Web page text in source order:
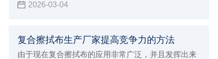
拭，这样才可以保证清洁的效果更加完美
2026-03-04
复合擦拭布生产厂家提高竞争力的方法
由于现在复合擦拭布的应用非常广泛，并且发挥出来